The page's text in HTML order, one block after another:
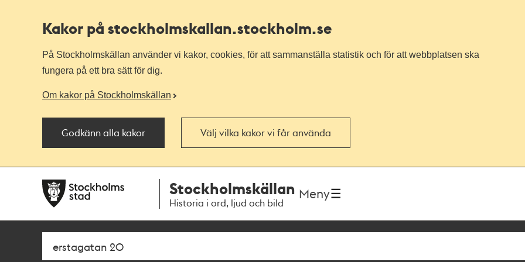
Kakor på stockholmskallan.stockholm.se
På Stockholmskällan använder vi kakor, cookies, för att sammanställa statistik och för att webbplatsen ska
fungera på ett bra sätt för dig.
Om kakor på Stockholmskällan
Godkänn alla kakor Välj vilka kakor vi får använda
navigationen
huvudinnehållet
Stockholmskällan
Historia i ord, ljud och bild
Meny
Sök